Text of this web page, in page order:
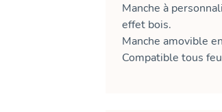
Manche à
effet bois.
Manche amovible
Compatible tous